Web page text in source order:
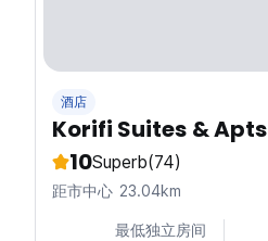
酒店
Korifi Suites & Apts
10Superb(74)
距市中心 23.04km
最低独立房间